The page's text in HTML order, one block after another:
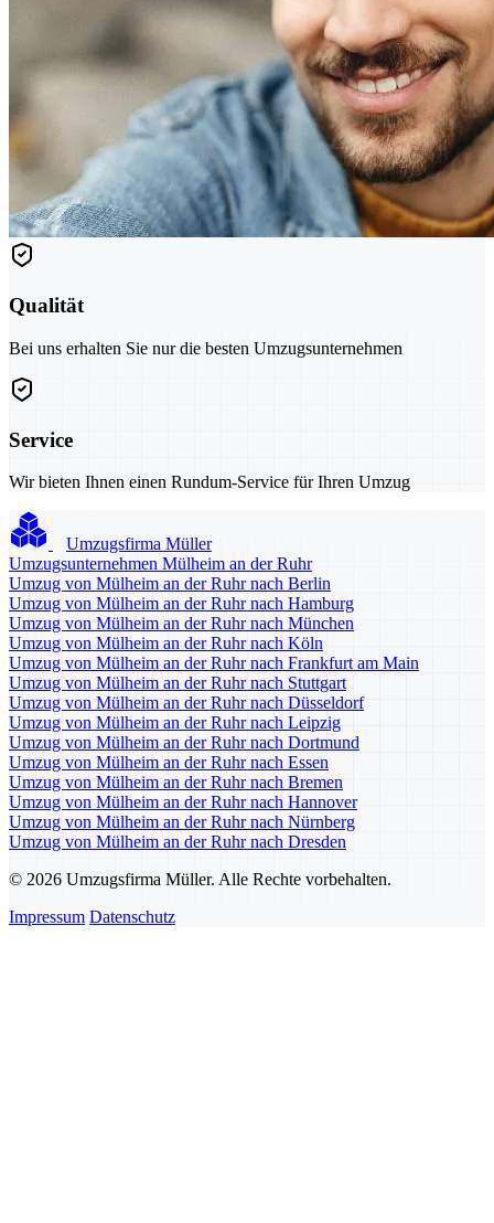
Qualität
Bei uns erhalten Sie nur die besten Umzugsunternehmen
Service
Wir bieten Ihnen einen Rundum-Service für Ihren Umzug
Umzugsfirma Müller
Umzugsunternehmen Mülheim an der Ruhr
Umzug von Mülheim an der Ruhr nach Berlin
Umzug von Mülheim an der Ruhr nach Hamburg
Umzug von Mülheim an der Ruhr nach München
Umzug von Mülheim an der Ruhr nach Köln
Umzug von Mülheim an der Ruhr nach Frankfurt am Main
Umzug von Mülheim an der Ruhr nach Stuttgart
Umzug von Mülheim an der Ruhr nach Düsseldorf
Umzug von Mülheim an der Ruhr nach Leipzig
Umzug von Mülheim an der Ruhr nach Dortmund
Umzug von Mülheim an der Ruhr nach Essen
Umzug von Mülheim an der Ruhr nach Bremen
Umzug von Mülheim an der Ruhr nach Hannover
Umzug von Mülheim an der Ruhr nach Nürnberg
Umzug von Mülheim an der Ruhr nach Dresden
© 2026 Umzugsfirma Müller. Alle Rechte vorbehalten.
Impressum Datenschutz